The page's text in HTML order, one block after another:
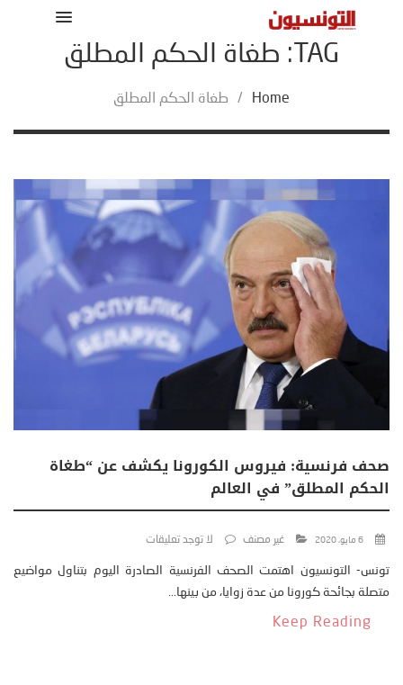
TAG: طغاة الحكم المطلق
Home
/ طغاة الحكم المطلق
صحف فرنسية: فيروس الكورونا يكشف عن “طغاة
الحكم المطلق” في العالم
6 مايو، 2020 غير مصنف لا توجد تعليقات
تونس- التونسيون اهتمت الصحف الفرنسية الصادرة اليوم بتناول مواضيع
متصلة بجائحة كورونا من عدة زوايا، من بينها...
Keep Reading